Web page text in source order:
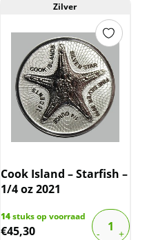
Zilver
Cook Island – Starfish –
1/4 oz 2021
14stuks op voorraad
€45,30